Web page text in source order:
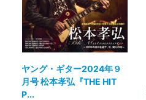
ヤング・ギター2024年９
月号 松本孝弘『THE HIT
P...